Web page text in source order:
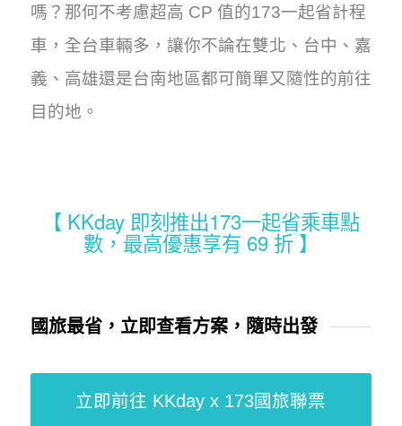
嗎？那何不考慮超高 CP 值的173一起省計程
車，全台車輛多，讓你不論在雙北、台中、嘉
義、高雄還是台南地區都可簡單又隨性的前往
目的地。
【 KKday 即刻推出173一起省乘車點
數，最高優惠享有 69 折 】
國旅最省，立即查看方案，隨時出發
立即前往 KKday x 173國旅聯票